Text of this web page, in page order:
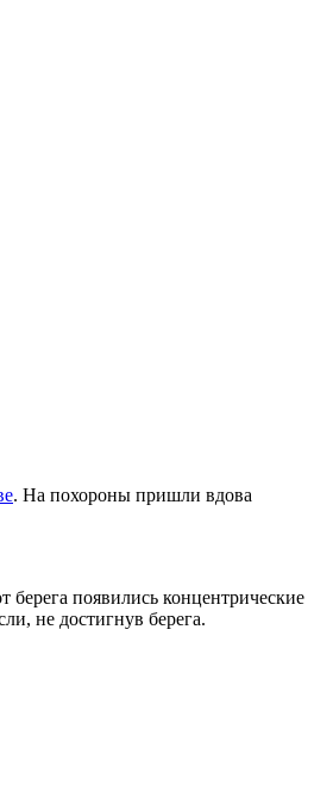
. На похороны пришли вдова
появились концентрические
не достигнув берега.